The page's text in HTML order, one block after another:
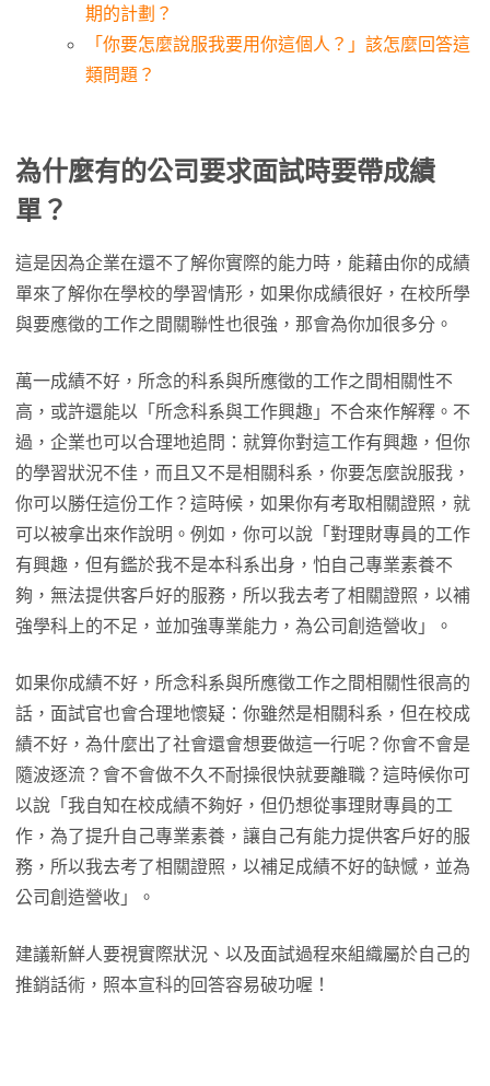
期的計劃？
「你要怎麼說服我要用你這個人？」該怎麼回答這
類問題？
為什麼有的公司要求面試時要帶成績
單？
這是因為企業在還不了解你實際的能力時，能藉由你的成績
單來了解你在學校的學習情形，如果你成績很好，在校所學
與要應徵的工作之間關聯性也很強，那會為你加很多分。
萬一成績不好，所念的科系與所應徵的工作之間相關性不
高，或許還能以「所念科系與工作興趣」不合來作解釋。不
過，企業也可以合理地追問：就算你對這工作有興趣，但你
的學習狀況不佳，而且又不是相關科系，你要怎麼說服我，
你可以勝任這份工作？這時候，如果你有考取相關證照，就
可以被拿出來作說明。例如，你可以說「對理財專員的工作
有興趣，但有鑑於我不是本科系出身，怕自己專業素養不
夠，無法提供客戶好的服務，所以我去考了相關證照，以補
強學科上的不足，並加強專業能力，為公司創造營收」。
如果你成績不好，所念科系與所應徵工作之間相關性很高的
話，面試官也會合理地懷疑：你雖然是相關科系，但在校成
績不好，為什麼出了社會還會想要做這一行呢？你會不會是
隨波逐流？會不會做不久不耐操很快就要離職？這時候你可
以說「我自知在校成績不夠好，但仍想從事理財專員的工
作，為了提升自己專業素養，讓自己有能力提供客戶好的服
務，所以我去考了相關證照，以補足成績不好的缺憾，並為
公司創造營收」。
建議新鮮人要視實際狀況、以及面試過程來組織屬於自己的
推銷話術，照本宣科的回答容易破功喔！